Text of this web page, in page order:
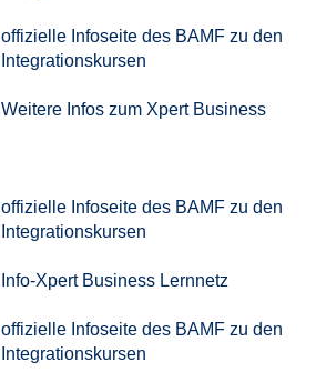
offizielle Infoseite des BAMF zu den
Integrationskursen
Weitere Infos zum Xpert Business
offizielle Infoseite des BAMF zu den
Integrationskursen
Info-Xpert Business Lernnetz
offizielle Infoseite des BAMF zu den
Integrationskursen